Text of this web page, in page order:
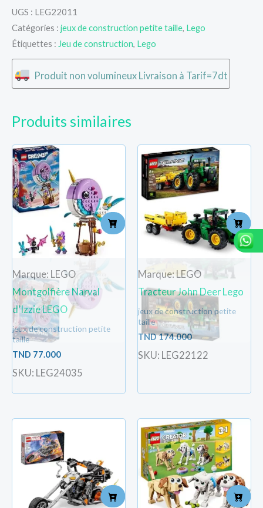
UGS : LEG22011
Catégories : jeux de construction petite taille, Lego
Étiquettes : Jeu de construction, Lego
Produit non volumineux Livraison à Tarif=7dt
Produits similaires
Marque: LEGO
Montgolfière Narval
d’Izzie LEGO
jeux de construction petite
taille
TND 77.000
SKU: LEG24035
Marque: LEGO
Tracteur John Deer Lego
jeux de construction petite
taille
TND174.000
SKU: LEG22122